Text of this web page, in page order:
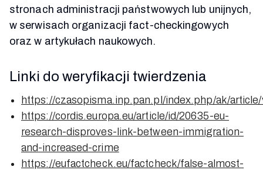
stronach administracji państwowych lub unijnych,
w serwisach organizacji fact-checkingowych
oraz w artykułach naukowych.
Linki do weryfikacji twierdzenia
https://czasopisma.inp.pan.pl/index.php/ak/
https://cordis.europa.eu/article/id/20635-eu-
research-disproves-link-between-immigration-
and-increased-crime
https://eufactcheck.eu/factcheck/false-almost-